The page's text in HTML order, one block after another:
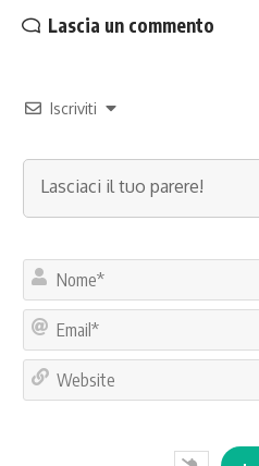
Lascia un commento
Iscriviti